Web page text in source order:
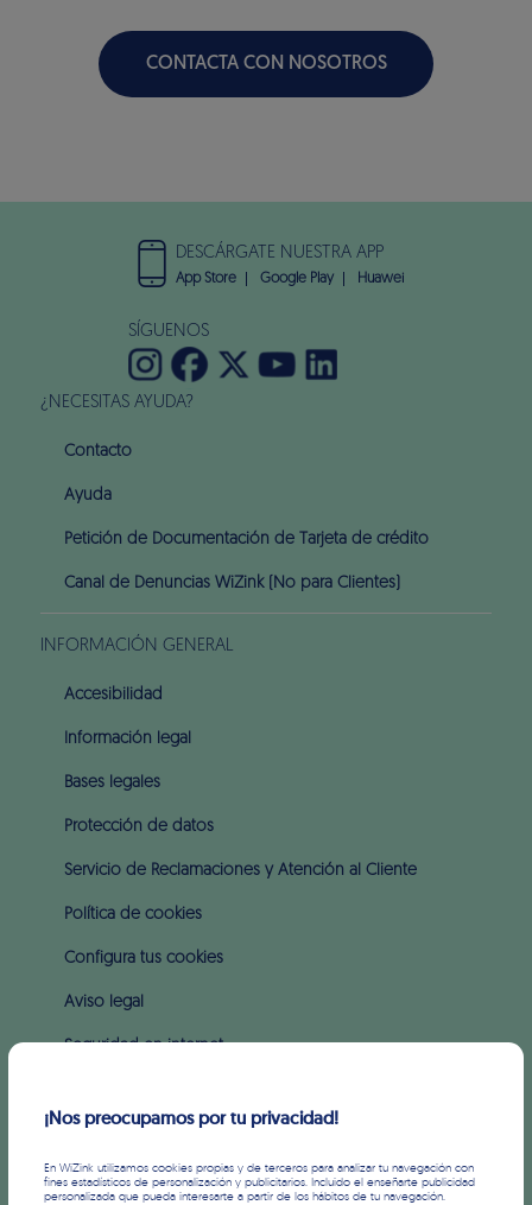
CONTACTA CON NOSOTROS
¿NECESITAS AYUDA?
Contacto
Ayuda
Petición de Documentación de Tarjeta de crédito
Canal de Denuncias WiZink (No para Clientes)
INFORMACIÓN GENERAL
Accesibilidad
Información legal
Bases legales
Protección de datos
Servicio de Reclamaciones y Atención al Cliente
Política de cookies
Configura tus cookies
Aviso legal
Seguridad en internet
DESCÁRGATE NUESTRA APP
App Store Google Play Huawei
SÍGUENOS
¡Nos preocupamos por tu privacidad!
En WiZink utilizamos cookies propias y de terceros para analizar tu navegación con
fines estadísticos de personalización y publicitarios. Incluido el enseñarte publicidad
personalizada que pueda interesarte a partir de los hábitos de tu navegación.